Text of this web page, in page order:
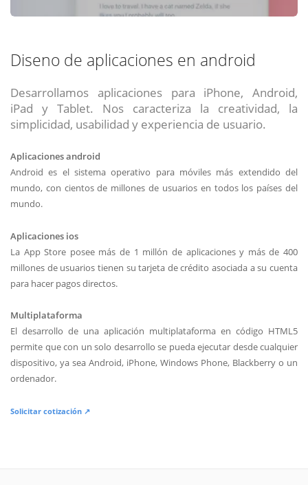
Diseno de aplicaciones en android
Desarrollamos aplicaciones para iPhone, Android,
iPad y Tablet. Nos caracteriza la creatividad, la
simplicidad, usabilidad y experiencia de usuario.
Aplicaciones android
Android es el sistema operativo para móviles más extendido del
mundo, con cientos de millones de usuarios en todos los países del
mundo.
Aplicaciones ios
La App Store posee más de 1 millón de aplicaciones y más de 400
millones de usuarios tienen su tarjeta de crédito asociada a su cuenta
para hacer pagos directos.
Multiplataforma
El desarrollo de una aplicación multiplataforma en código HTML5
permite que con un solo desarrollo se pueda ejecutar desde cualquier
dispositivo, ya sea Android, iPhone, Windows Phone, Blackberry o un
ordenador.
Solicitar cotización ↗